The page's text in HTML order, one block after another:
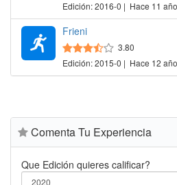
Edición: 2016-0 | Hace 11
Frieni
3.80
Edición: 2015-0 | Hace 12
Comenta Tu Experiencia
Que Edición quieres calificar?